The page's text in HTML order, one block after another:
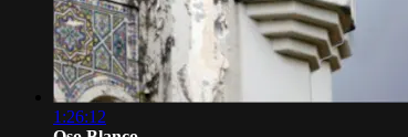
1:26:12